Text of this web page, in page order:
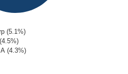
(5.1%)
(4.3%)